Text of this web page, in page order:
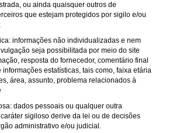
ou ainda quaisquer outros de
que estejam protegidos por sigilo e/ou
informações não individualizadas e nem
seja possibilitada por meio do site
resposta do fornecedor, comentário final
informações estatísticas, tais como, faixa etária
área, assunto, problema relacionados à
dados pessoais ou qualquer outra
sigiloso derive da lei ou de decisões
administrativo e/ou judicial.